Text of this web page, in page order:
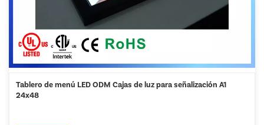
Tablero de menú LED ODM Cajas de luz para señalización A1
24x48